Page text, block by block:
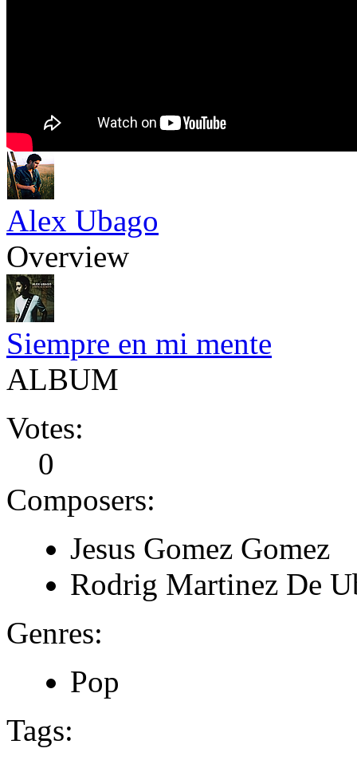
Alex Ubago
Overview
Siempre en mi mente
ALBUM
Votes:
0
Composers:
Jesus Gomez Gomez
Rodrig Martinez De
Genres:
Pop
Tags: